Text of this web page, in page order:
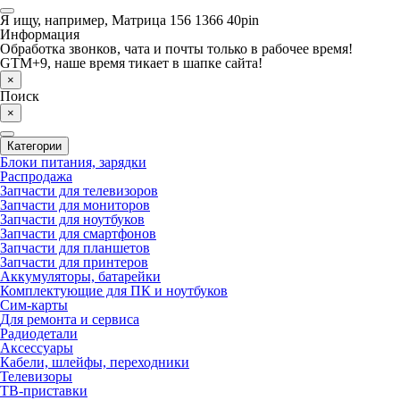
Я ищу, например, Матрица 156 1366 40pin
Информация
Обработка звонков, чата и почты только в рабочее время!
GTM+9, наше время тикает в шапке сайта!
×
Поиск
×
Категории
Блоки питания, зарядки
Распродажа
Запчасти для телевизоров
Запчасти для мониторов
Запчасти для ноутбуков
Запчасти для смартфонов
Запчасти для планшетов
Запчасти для принтеров
Аккумуляторы, батарейки
Комплектующие для ПК и ноутбуков
Сим-карты
Для ремонта и сервиса
Радиодетали
Аксессуары
Кабели, шлейфы, переходники
Телевизоры
ТВ-приставки